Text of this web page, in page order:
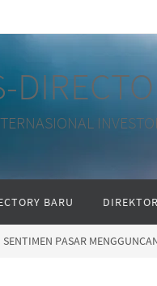
BARU
SENTIMEN PASAR